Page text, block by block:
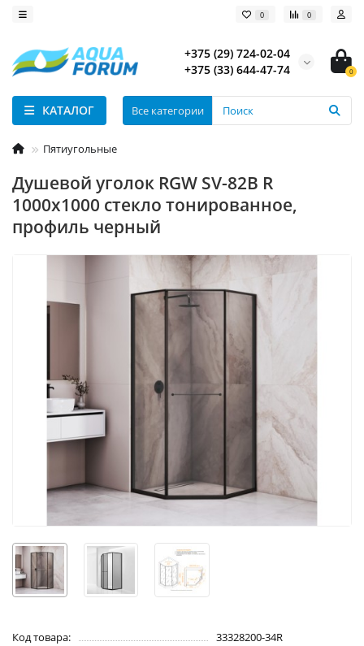
0 0
+375 (29) 724-02-04
+375 (33) 644-47-74
0
КАТАЛОГ Все категории
Пятиугольные
Душевой уголок RGW SV-82B R
1000x1000 стекло тонированное,
профиль черный
Код товара:
33328200-34R